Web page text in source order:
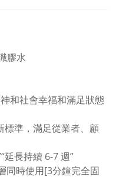
膠水
和社會幸福和滿足狀態
標準，滿足從業者、顧
延長持續 6-7 週”
同時使用[3分鐘完全固